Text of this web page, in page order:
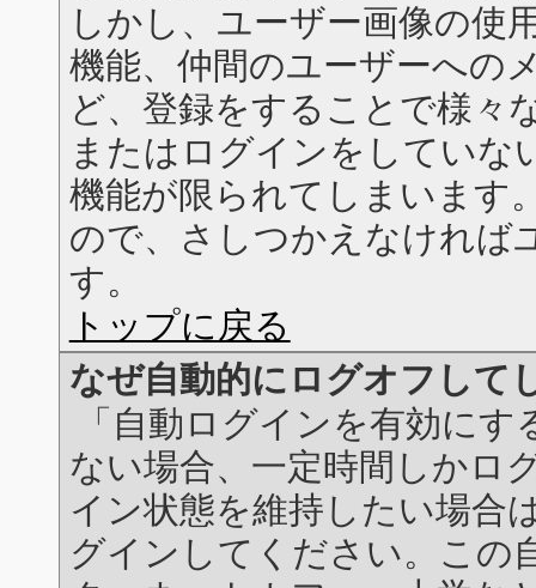
しかし、ユーザー画像の使
機能、仲間のユーザーへの
ど、登録をすることで様々
またはログインをしていな
機能が限られてしまいます
ので、さしつかえなければ
す。
トップに戻る
なぜ自動的にログオフして
「自動ログインを有効に
ない場合、一定時間しかロ
イン状態を維持したい場合
グインしてください。この